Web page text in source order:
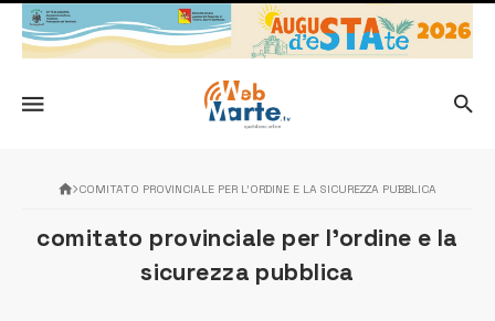
COMITATO PROVINCIALE PER L’ORDINE E LA SICUREZZA PUBBLICA
comitato provinciale per l’ordine e la
sicurezza pubblica